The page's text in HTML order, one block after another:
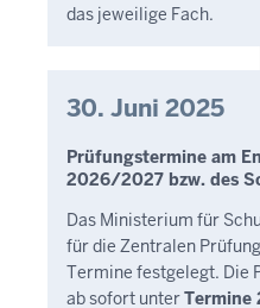
das jeweilige Fach.
30. Juni 2025
Prüfungstermine am
2026/2027 bzw. des
Das Ministerium für
für die Zentralen
Termine festgelegt. Die
ab sofort unterTermine